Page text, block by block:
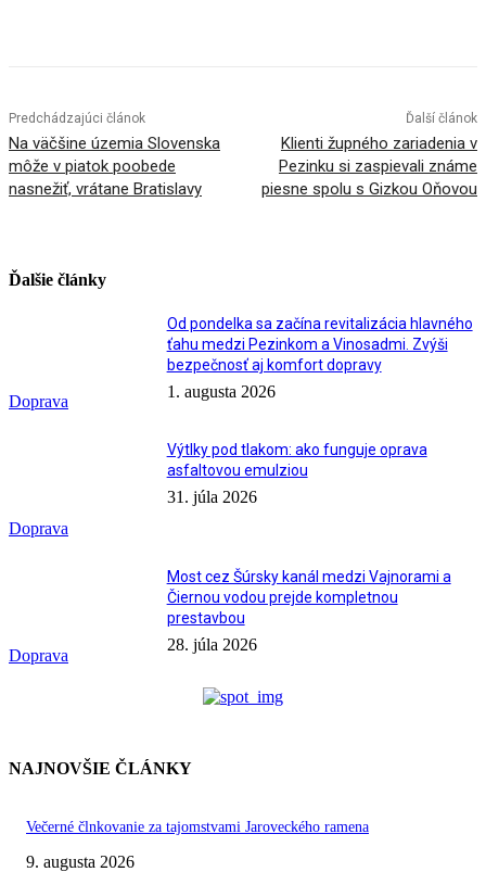
Predchádzajúci článok
Na väčšine územia Slovenska
môže v piatok poobede
nasnežiť, vrátane Bratislavy
Ďalší článok
Klienti župného zariadenia v
Pezinku si zaspievali známe
piesne spolu s Gizkou Oňovou
Ďalšie články
Doprava
Od pondelka sa začína revitalizácia hlavného
ťahu medzi Pezinkom a Vinosadmi. Zvýši
bezpečnosť aj komfort dopravy
1. augusta 2026
Doprava
Výtlky pod tlakom: ako funguje oprava
asfaltovou emulziou
31. júla 2026
Doprava
Most cez Šúrsky kanál medzi Vajnorami a
Čiernou vodou prejde kompletnou
prestavbou
28. júla 2026
NAJNOVŠIE ČLÁNKY
Večerné člnkovanie za tajomstvami Jaroveckého ramena
9. augusta 2026